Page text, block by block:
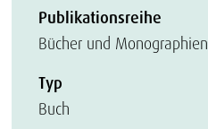
Publikationsreihe
Bücher und Monographien
Typ
Buch